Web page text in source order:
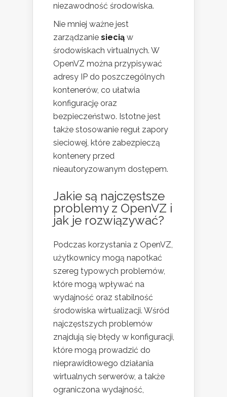
niezawodność środowiska.
Nie mniej ważne jest
zarządzanie siecią w
środowiskach virtualnych. W
OpenVZ można przypisywać
adresy IP do poszczególnych
kontenerów, co ułatwia
konfigurację oraz
bezpieczeństwo. Istotne jest
także stosowanie reguł zapory
sieciowej, które zabezpieczą
kontenery przed
nieautoryzowanym dostępem.
Jakie są najczęstsze
problemy z OpenVZ i
jak je rozwiązywać?
Podczas korzystania z OpenVZ,
użytkownicy mogą napotkać
szereg typowych problemów,
które mogą wpływać na
wydajność oraz stabilność
środowiska wirtualizacji. Wśród
najczęstszych problemów
znajdują się błędy w konfiguracji,
które mogą prowadzić do
nieprawidłowego działania
wirtualnych serwerów, a także
ograniczona wydajność,